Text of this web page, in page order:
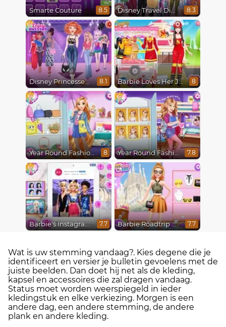
Smarte Couture 8.5 Disney Travel Diaries: City Break 8.3
Disney Princesses Runway Show 8.1 Barbie Loves Her Job 8
Year Round Fashionista Rapunzel 8 Year Round Fashionista Belle 7.8
Barbie's Instagram Life 7.7 Barbie Roadtrip Adventure 7.7
Wat is uw stemming vandaag?. Kies degene die je
identificeert en versier je bulletin gevoelens met de
juiste beelden. Dan doet hij net als de kleding,
kapsel en accessoires die zal dragen vandaag.
Status moet worden weerspiegeld in ieder
kledingstuk en elke verkiezing. Morgen is een
andere dag, een andere stemming, de andere
plank en andere kleding.